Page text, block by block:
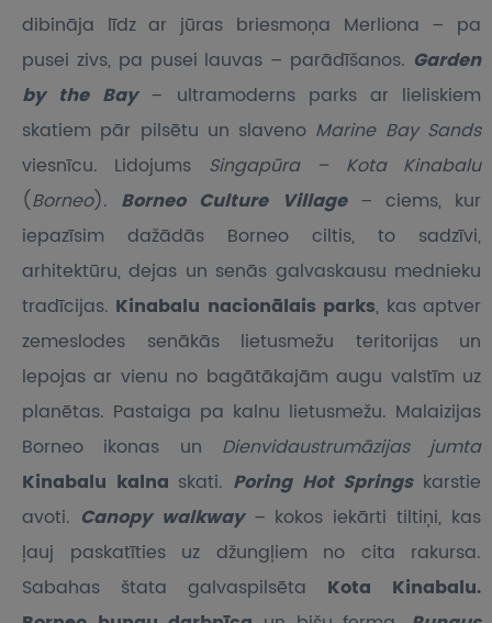
dibināja līdz ar jūras briesmoņa Merliona – pa
pusei zivs, pa pusei lauvas – parādīšanos. Garden
by the Bay – ultramoderns parks ar lieliskiem
skatiem pār pilsētu un slaveno Marine Bay Sands
viesnīcu. Lidojums Singapūra – Kota Kinabalu
(Borneo). Borneo Culture Village – ciems, kur
iepazīsim dažādās Borneo ciltis, to sadzīvi,
arhitektūru, dejas un senās galvaskausu mednieku
tradīcijas. Kinabalu nacionālais parks, kas aptver
zemeslodes senākās lietusmežu teritorijas un
lepojas ar vienu no bagātākajām augu valstīm uz
planētas. Pastaiga pa kalnu lietusmežu. Malaizijas
Borneo ikonas un Dienvidaustrumāzijas jumta
Kinabalu kalna skati. Poring Hot Springs karstie
avoti. Canopy walkway – kokos iekārti tiltiņi, kas
ļauj paskatīties uz džungļiem no cita rakursa.
Sabahas štata galvaspilsēta Kota Kinabalu.